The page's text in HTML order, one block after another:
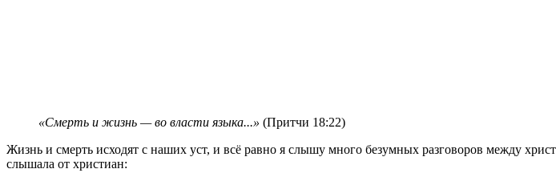
«Смерть и жизнь — во власти языка...» (Притчи 18:22)
Жизнь и смерть исходят с наших уст, и всё равно я слышу много безумных разговоров между
слышала от христиан: